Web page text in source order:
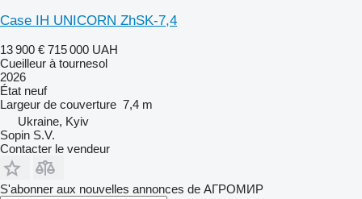
Case IH UNICORN ZhSK-7,4
13 900 € 715 000 UAH
Cueilleur à tournesol
2026
État neuf
Largeur de couverture 7,4 m
Ukraine, Kyiv
Sopin S.V.
Contacter le vendeur
S'abonner aux nouvelles annonces de АГРОМИР